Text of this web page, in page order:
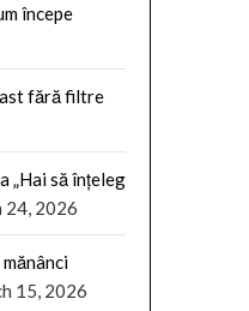
începe
fără filtre
„Hai să înțeleg
24, 2026
15, 2026